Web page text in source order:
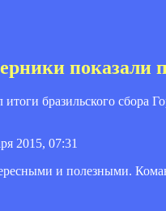
показали
бразильского сбора
2015, 07:31
и полезными.